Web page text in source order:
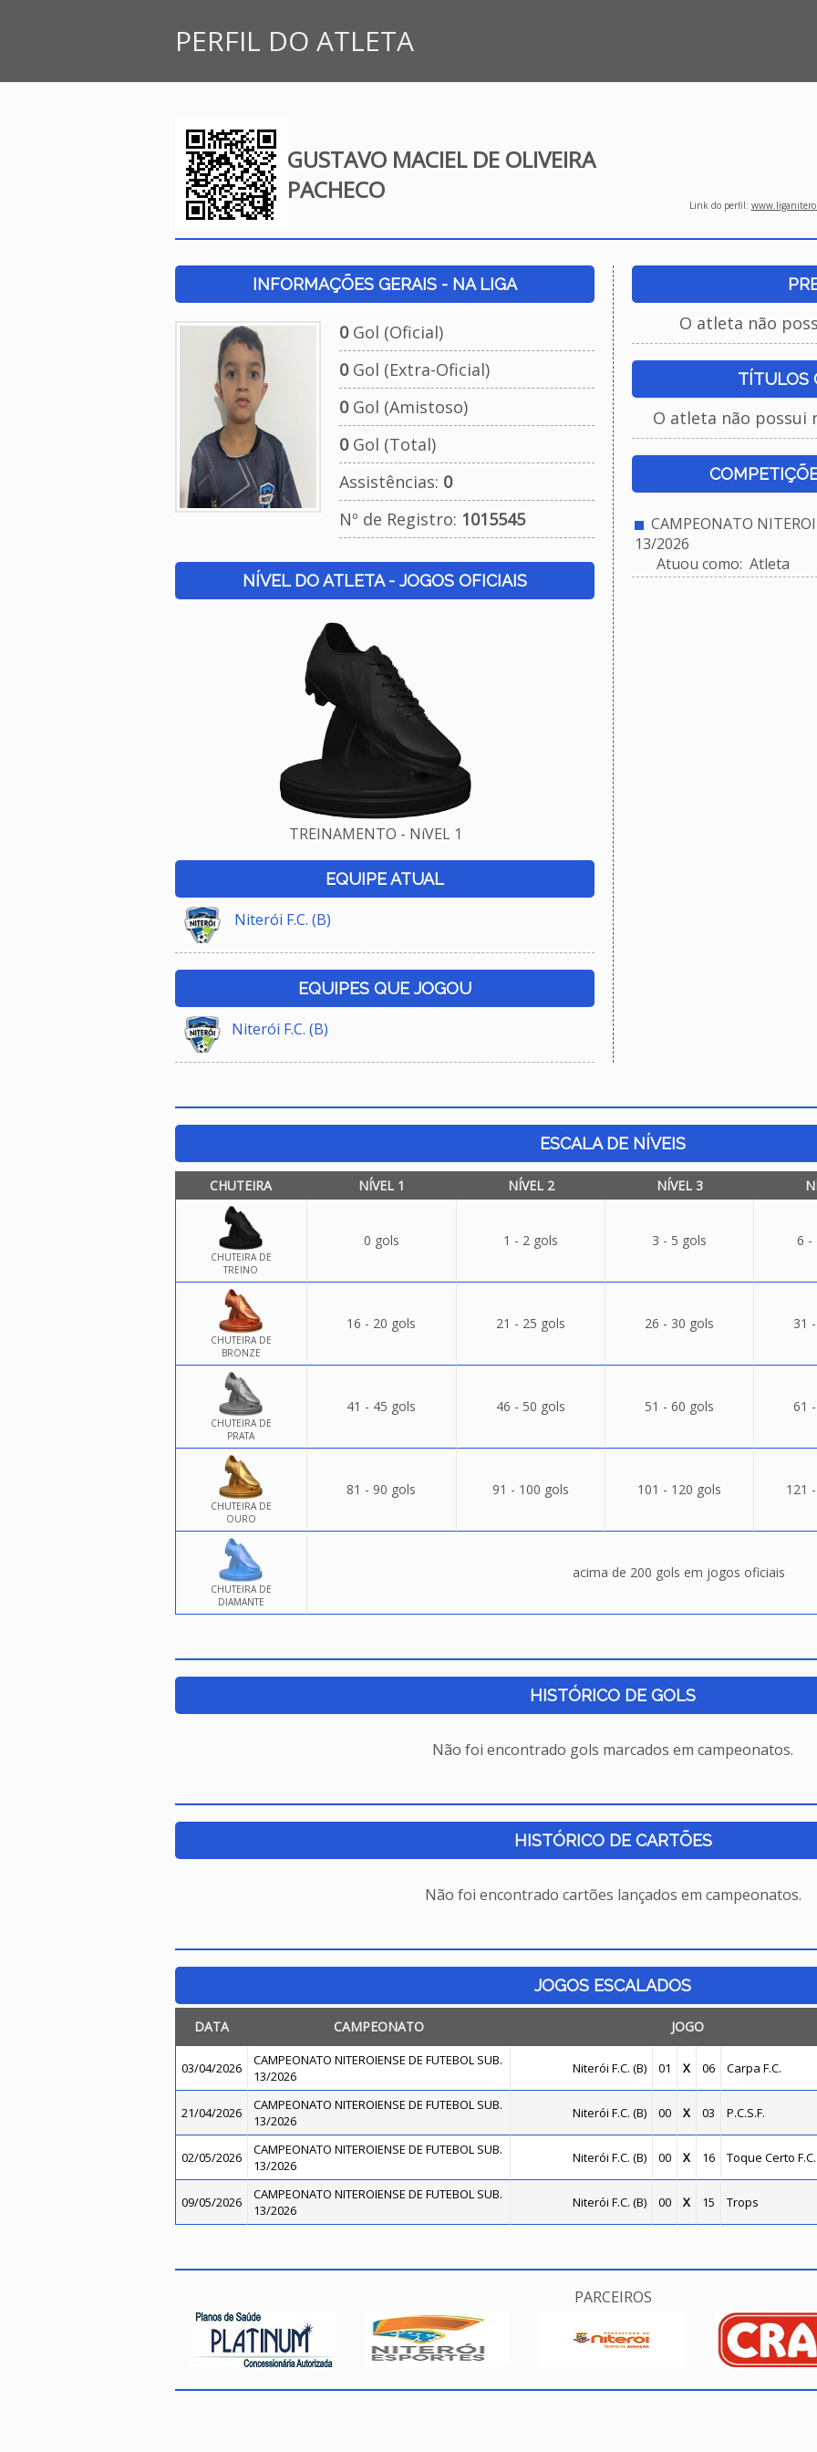
PERFIL DO ATLETA
GUSTAVO MACIEL DE OLIVEIRA
PACHECO
Link do perfil:
INFORMAÇÕES GERAIS - NA LIGA
0Gol (Oficial)
0Gol (Extra-Oficial)
0Gol (Amistoso)
0Gol (Total)
Assistências: 0
Nº de Registro: 1015545
NÍVEL DO ATLETA - JOGOS OFICIAIS
TREINAMENTO - NíVEL 1
EQUIPE ATUAL
Niterói F.C. (B)
EQUIPES QUE JOGOU
Niterói F.C. (B)
O atleta não
TÍTULOS
O atleta não possui
CAMPEONATO
13/2026
Atuou como: Atleta
ESCALA DE NÍVEIS
CHUTEIRA NÍVEL 1 NÍVEL 2 NÍVEL 3
CHUTEIRA DE
TREINO
0 gols 1 - 2 gols 3 - 5 gols 6 -
CHUTEIRA DE
BRONZE
16 - 20 gols 21 - 25 gols 26 - 30 gols 31
CHUTEIRA DE
PRATA
41 - 45 gols 46 - 50 gols 51 - 60 gols 61
CHUTEIRA DE
OURO
81 - 90 gols 91 - 100 gols 101 - 120 gols 121
CHUTEIRA DE
DIAMANTE
acima de 200 gols em jogos oficiais
HISTÓRICO DE GOLS
Não foi encontrado gols marcados em campeonatos.
HISTÓRICO DE CARTÕES
Não foi encontrado cartões lançados em campeonatos.
JOGOS ESCALADOS
DATA CAMPEONATO JOGO
03/04/2026
CAMPEONATO NITEROIENSE DE FUTEBOL SUB.
13/2026
Niterói F.C. (B) 01 X 06 Carpa F.C.
21/04/2026
CAMPEONATO NITEROIENSE DE FUTEBOL SUB.
13/2026
Niterói F.C. (B) 00 X 03 P.C.S.F.
02/05/2026
CAMPEONATO NITEROIENSE DE FUTEBOL SUB.
13/2026
Niterói F.C. (B) 00 X 16 Toque Certo F.C.
09/05/2026
CAMPEONATO NITEROIENSE DE FUTEBOL SUB.
13/2026
Niterói F.C. (B) 00 X 15 Trops
PARCEIROS